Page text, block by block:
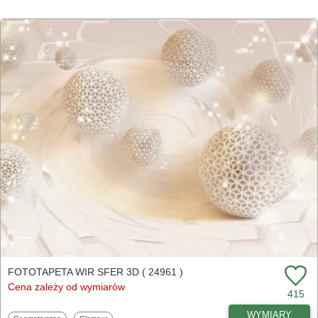
FOTOTAPETA WIR SFER 3D ( 24961 )
Cena zależy od wymiarów
415
WYMIARY